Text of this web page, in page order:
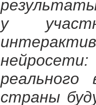
у
реального
страны